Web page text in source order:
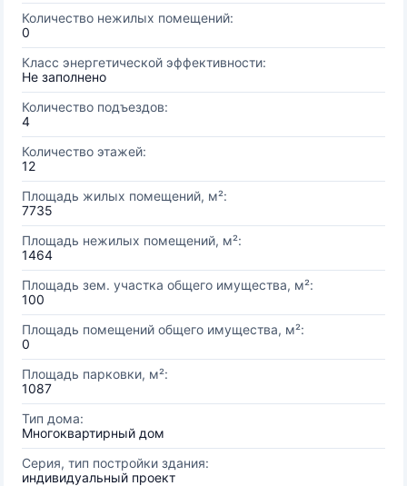
Количество нежилых помещений:
0
Класс энергетической эффективности:
Не заполнено
Количество подъездов:
4
Количество этажей:
12
Площадь жилых помещений, м²:
7735
Площадь нежилых помещений, м²:
1464
Площадь зем. участка общего имущества, м²:
100
Площадь помещений общего имущества, м²:
0
Площадь парковки, м²:
1087
Тип дома:
Многоквартирный дом
Серия, тип постройки здания:
индивидуальный проект